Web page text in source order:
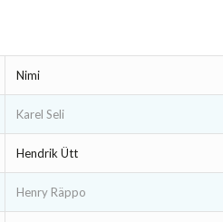
Nimi
Karel Seli
Hendrik Ütt
Henry Räppo